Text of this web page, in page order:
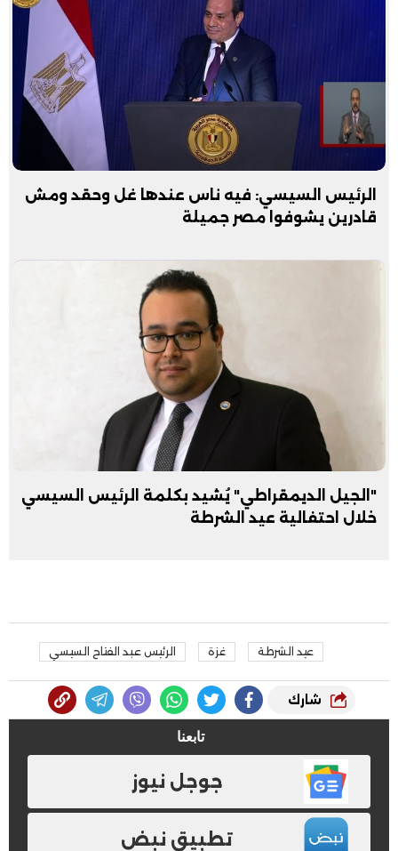
الرئيس السيسي: فيه ناس عندها غل وحقد ومش
قادرين يشوفوا مصر جميلة
"الجيل الديمقراطي" يُشيد بكلمة الرئيس السيسي
خلال احتفالية عيد الشرطة
عيد الشرطة غزة الرئيس عبد الفتاح السيسي
شارك
تابعنا
جوجل نيوز
تطبيق نبض